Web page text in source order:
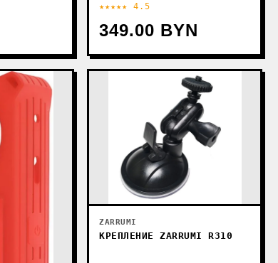
★★★★★ 4.5
349.00 BYN
ZARRUMI
КРЕПЛЕНИЕ ZARRUMI R310